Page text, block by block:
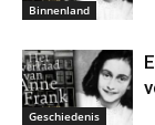
Binnenland
Geschiedenis